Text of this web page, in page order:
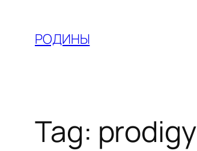
content
РОДИНЫ
Tag: prodigy